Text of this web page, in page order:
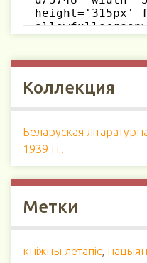
Коллекция
Беларуская
1939 гг.
Метки
кнiжны летапiс,